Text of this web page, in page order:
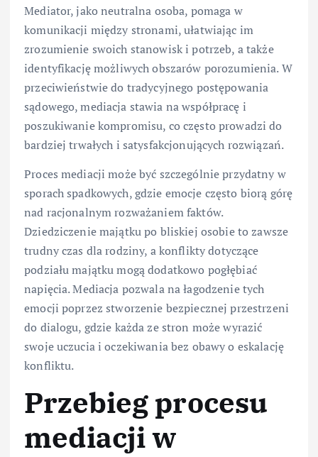
Mediator, jako neutralna osoba, pomaga w
komunikacji między stronami, ułatwiając im
zrozumienie swoich stanowisk i potrzeb, a także
identyfikację możliwych obszarów porozumienia. W
przeciwieństwie do tradycyjnego postępowania
sądowego, mediacja stawia na współpracę i
poszukiwanie kompromisu, co często prowadzi do
bardziej trwałych i satysfakcjonujących rozwiązań.
Proces mediacji może być szczególnie przydatny w
sporach spadkowych, gdzie emocje często biorą górę
nad racjonalnym rozważaniem faktów.
Dziedziczenie majątku po bliskiej osobie to zawsze
trudny czas dla rodziny, a konflikty dotyczące
podziału majątku mogą dodatkowo pogłębiać
napięcia. Mediacja pozwala na łagodzenie tych
emocji poprzez stworzenie bezpiecznej przestrzeni
do dialogu, gdzie każda ze stron może wyrazić
swoje uczucia i oczekiwania bez obawy o eskalację
konfliktu.
Przebieg procesu
mediacji w